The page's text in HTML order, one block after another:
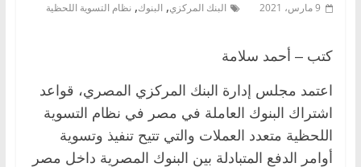
9 مارس، 2021 البنك المركزي, البنوك, نظام التسوية اللحظية
كتب – أحمد سلامة
اعتمد مجلس إدارة البنك المركزي المصري، قواعد
اشتراك البنوك العاملة في مصر في نظام التسوية
اللحظية متعدد العملات والتي تتيح تنفيذ وتسوية
أوامر الدفع المتبادلة بين البنوك المصرية داخل مصر